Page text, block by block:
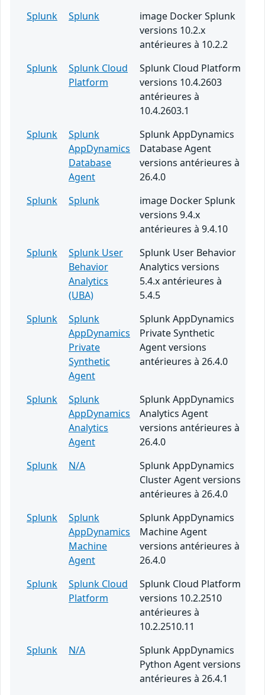
Splunk
Splunk
image Docker Splunk
versions 10.2.x
antérieures à 10.2.2
Splunk
Splunk Cloud
Platform
Splunk Cloud Platform
versions 10.4.2603
antérieures à
10.4.2603.1
Splunk
Splunk
AppDynamics
Database
Agent
Splunk AppDynamics
Database Agent
versions antérieures à
26.4.0
Splunk
Splunk
image Docker Splunk
versions 9.4.x
antérieures à 9.4.10
Splunk
Splunk User
Behavior
Analytics
(UBA)
Splunk User Behavior
Analytics versions
5.4.x antérieures à
5.4.5
Splunk
Splunk
AppDynamics
Private
Synthetic
Agent
Splunk AppDynamics
Private Synthetic
Agent versions
antérieures à 26.4.0
Splunk
Splunk
AppDynamics
Analytics
Agent
Splunk AppDynamics
Analytics Agent
versions antérieures à
26.4.0
Splunk
N/A
Splunk AppDynamics
Cluster Agent versions
antérieures à 26.4.0
Splunk
Splunk
AppDynamics
Machine
Agent
Splunk AppDynamics
Machine Agent
versions antérieures à
26.4.0
Splunk
Splunk Cloud
Platform
Splunk Cloud Platform
versions 10.2.2510
antérieures à
10.2.2510.11
Splunk
N/A
Splunk AppDynamics
Python Agent versions
antérieures à 26.4.1